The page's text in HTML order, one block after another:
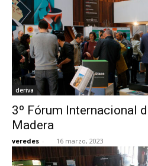
deriva
3º Fórum Internacional
Madera
veredes - 16 marzo, 2023